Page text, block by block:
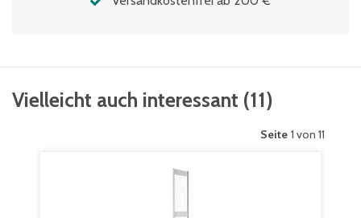
Vielleicht auch interessant (11)
Seite 1 von 11